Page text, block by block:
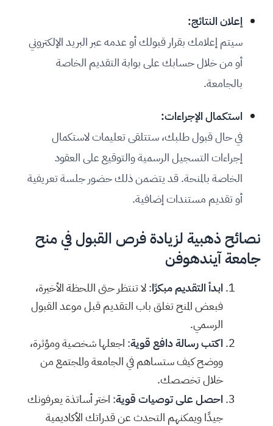
إعلان النتائج:
سيتم إعلامك بقرار قبولك أو عدمه عبر البريد الإلكتروني
أو من خلال حسابك على بوابة التقديم الخاصة
بالجامعة.
استكمال الإجراءات:
في حال قبول طلبك، ستتلقى تعليمات لاستكمال
إجراءات التسجيل الرسمية والتوقيع على العقود
الخاصة بالمنحة. قد يتضمن ذلك حضور جلسة تعريفية
أو تقديم مستندات إضافية.
نصائح ذهبية لزيادة فرص القبول في منح
جامعة آيندهوفن
ابدأ التقديم مبكرًا: لا تنتظر حتى اللحظة الأخيرة،
فبعض المنح تغلق باب التقديم قبل موعد القبول
الرسمي.
اكتب رسالة دافع قوية: اجعلها شخصية ومؤثرة،
ووضح كيف ستساهم في الجامعة والمجتمع من
خلال تخصصك.
احصل على توصيات قوية: اختر أساتذة يعرفونك
جيدًا ويمكنهم التحدث عن قدراتك الأكاديمية